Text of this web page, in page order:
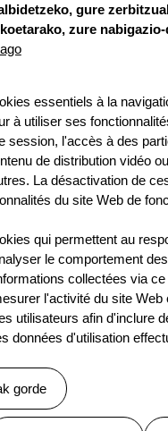
64250
05 59 52 49
page
de confidentialité
aux cookies
guztiak bere esku
gure
zure
essentiels à la
à utiliser ses
session, l'accès à des
de distribution vidéo
La désactivation de
du site Web de
qui permettent au
le comportement
collectées via
l'activité du site
utilisateurs afin d'inclure
données d'utilisation
gorde